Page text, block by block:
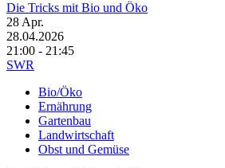
Die Tricks mit Bio und Öko
28 Apr.
28.04.2026
21:00 - 21:45
SWR
Bio/Öko
Ernährung
Gartenbau
Landwirtschaft
Obst und Gemüse